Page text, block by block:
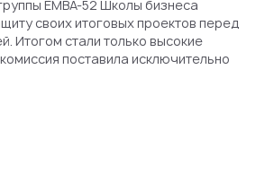
EMBA-52 Школы бизнеса
своих итоговых проектов перед
Итогом стали только высокие
поставила исключительно